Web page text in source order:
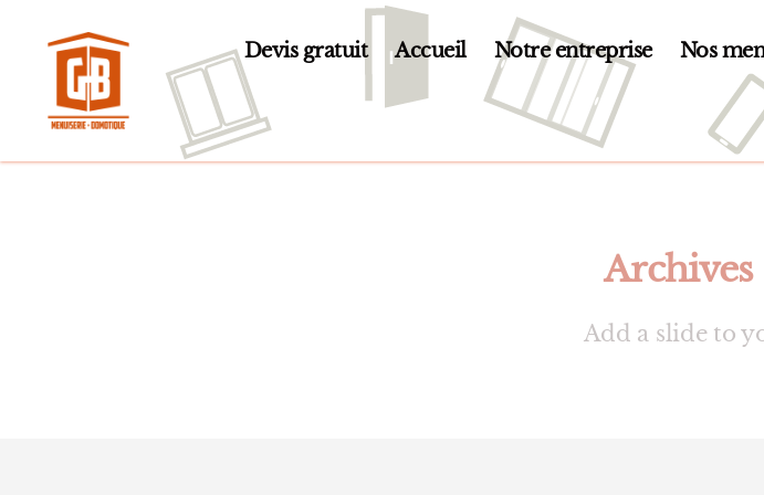
Menuiserie
Devis gratuit Accueil Notre entreprise Nos
Archives
Add a slide to